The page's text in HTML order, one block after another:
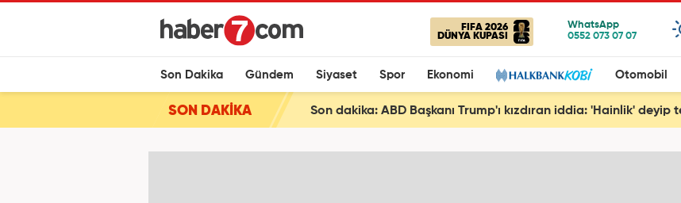
FIFA 2026
DÜNYA KUPASI
Son Dakika Gündem Siyaset Spor Ekonomi Otomobil
SON DAKİKA Son dakika: ABD Başkanı Trump'ı kızdıran iddia: 'Hainlik' deyip